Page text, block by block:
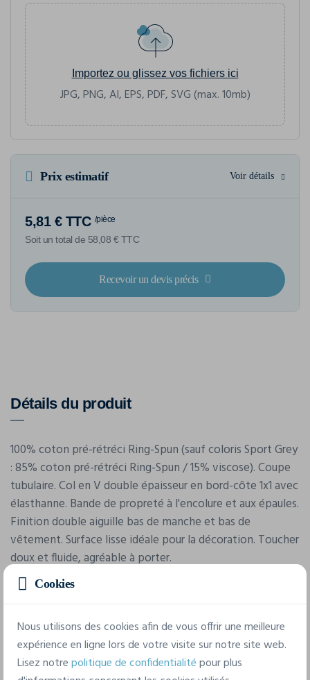
Importez ou glissez vos fichiers ici
JPG, PNG, AI, EPS, PDF, SVG (max. 10mb)
Prix estimatif Voir détails
5,81 € TTC /pièce
Soit un total de 58,08 € TTC
Recevoir un devis précis
Détails du produit
100% coton pré-rétréci Ring-Spun (sauf coloris Sport Grey
: 85% coton pré-rétréci Ring-Spun / 15% viscose). Coupe
tubulaire. Col en V double épaisseur en bord-côte 1x1 avec
élasthanne. Bande de propreté à l'encolure et aux épaules.
Finition double aiguille bas de manche et bas de
vêtement. Surface lisse idéale pour la décoration. Toucher
doux et fluide, agréable à porter.
Cookies
Nous utilisons des cookies afin de vous offrir une meilleure
expérience en ligne lors de votre visite sur notre site web.
Lisez notrepolitique de confidentialitépour plus